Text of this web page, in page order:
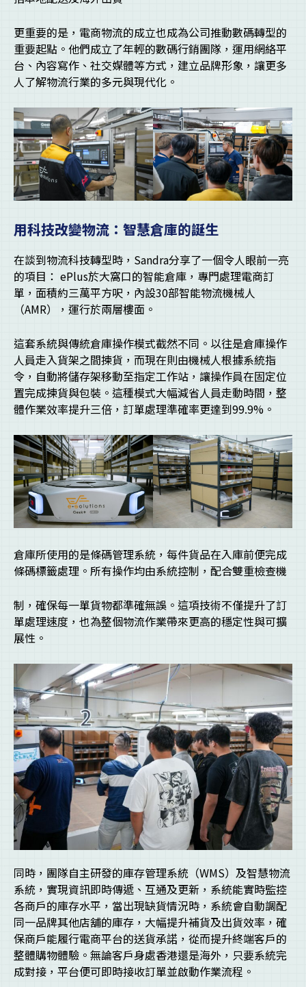
更重要的是，電商物流的成立也成為公司推動數碼轉型的
重要起點。他們成立了年輕的數碼行銷團隊，運用網絡平
台、內容寫作、社交媒體等方式，建立品牌形象，讓更多
人了解物流行業的多元與現代化。
用科技改變物流：智慧倉庫的誕生
在談到物流科技轉型時，Sandra分享了一個令人眼前一亮
的項目： ePlus於大窩口的智能倉庫，專門處理電商訂
單，面積約三萬平方呎，內設30部智能物流機械人
（AMR），運行於兩層樓面。
這套系統與傳統倉庫操作模式截然不同。以往是倉庫操作
人員走入貨架之間揀貨，而現在則由機械人根據系統指
令，自動將儲存架移動至指定工作站，讓操作員在固定位
置完成揀貨與包裝。這種模式大幅減省人員走動時間，整
體作業效率提升三倍，訂單處理準確率更達到99.9%。
倉庫所使用的是條碼管理系統，每件貨品在入庫前便完成
條碼標籤處理。所有操作均由系統控制，配合雙重檢查機
制，確保每一單貨物都準確無誤。這項技術不僅提升了訂
單處理速度，也為整個物流作業帶來更高的穩定性與可擴
展性。
同時，團隊自主研發的庫存管理系統（WMS）及智慧物流
系統，實現資訊即時傳遞、互通及更新，系統能實時監控
各商戶的庫存水平，當出現缺貨情況時，系統會自動調配
同一品牌其他店舖的庫存，大幅提升補貨及出貨效率，確
保商戶能履行電商平台的送貨承諾，從而提升終端客戶的
整體購物體驗。無論客戶身處香港還是海外，只要系統完
成對接，平台便可即時接收訂單並啟動作業流程。